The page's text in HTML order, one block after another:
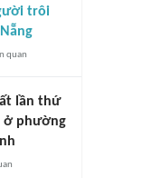
trôi
quan
lần thứ
ở phường